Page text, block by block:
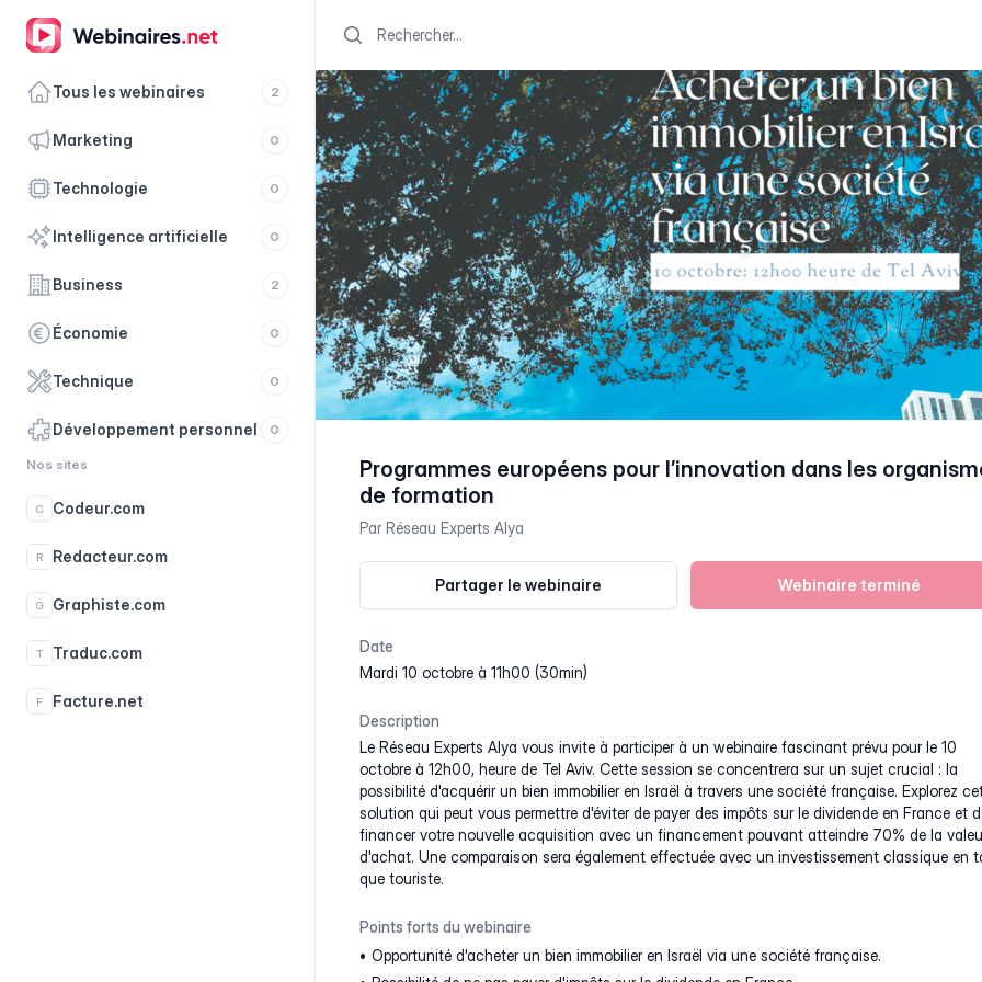
Tous les webinaires 2
marketing 0
technologie 0
intelligence artificielle 0
business 2
économie 0
technique 0
développement personnel 0
Nos sites
C Codeur.com
R Redacteur.com
G Graphiste.com
T Traduc.com
F Facture.net
Search
Programmes européens pour l’innovation dans les
de formation
ParRéseau Experts Alya
Partager le webinaire Webinaire terminé
Date
mardi 10 octobre à 11h00 (30min)
Description
Le Réseau Experts Alya vous invite à participer à un webinaire fascinant prévu pour le 10
octobre à 12h00, heure de Tel Aviv. Cette session se concentrera sur un sujet crucial : la
possibilité d'acquérir un bien immobilier en Israël à travers une société française. Explorez
solution qui peut vous permettre d'éviter de payer des impôts sur le dividende en France et
financer votre nouvelle acquisition avec un financement pouvant atteindre 70% de la
d'achat. Une comparaison sera également effectuée avec un investissement classique en
que touriste.
Points forts du webinaire
Opportunité d'acheter un bien immobilier en Israël via une société française.